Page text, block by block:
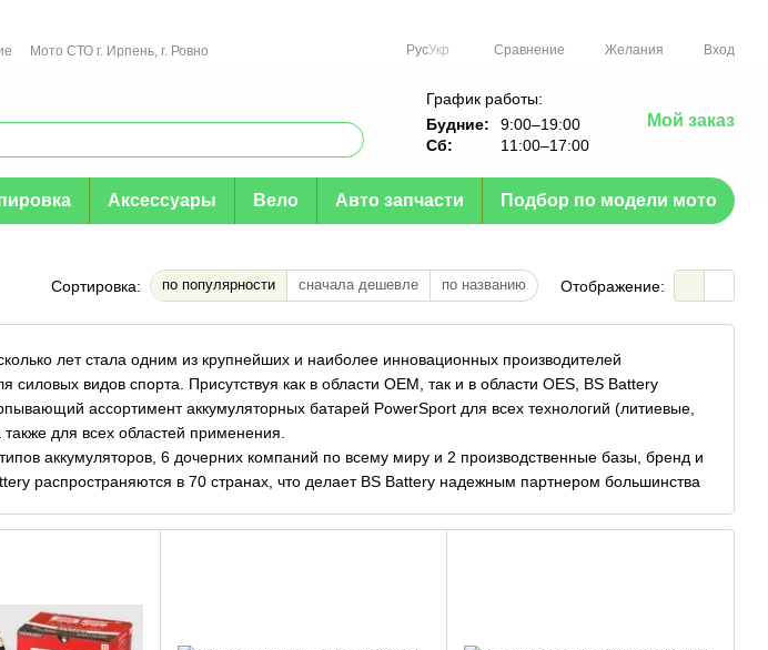
Мото СТО г. Ирпень, г. Ровно
РусУкр Сравнение Желания Вход
График работы:
Будние:
9:00–19:00
Сб:
11:00–17:00
Мой заказ
Аксессуары Вело Авто запчасти Подбор по модели мото
Сортировка: по популярности сначала дешевле по названию Отображение:
лет стала одним из крупнейших и наиболее инновационных производителей
силовых видов спорта. Присутствуя как в области OEM, так и в области OES, BS Battery
ассортимент аккумуляторных батарей PowerSport для всех технологий (литиевые,
для всех областей применения.
аккумуляторов, 6 дочерних компаний по всему миру и 2 производственные базы, бренд и
распространяются в 70 странах, что делает BS Battery надежным партнером большинства